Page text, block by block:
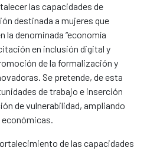
las capacidades de
destinada a mujeres que
la denominada “economía
en inclusión digital y
de la formalización y
Se pretende, de esta
de trabajo e inserción
de vulnerabilidad, ampliando
de las capacidades